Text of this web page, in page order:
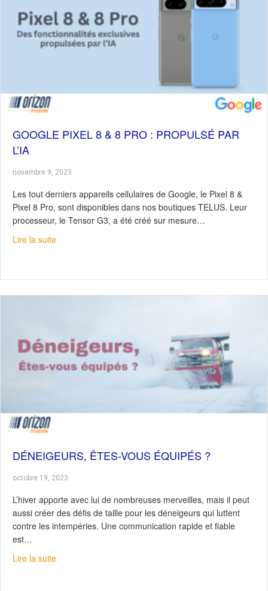
GOOGLE PIXEL 8 & 8 PRO : PROPULSÉ PAR
L’IA
novembre 9, 2023
Les tout derniers appareils cellulaires de Google, le Pixel 8 &
Pixel 8 Pro, sont disponibles dans nos boutiques TELUS. Leur
processeur, le Tensor G3, a été créé sur mesure…
Lire la suiteabout Google Pixel 8 & 8 Pro : Propulsé par l’IA
DÉNEIGEURS, ÊTES-VOUS ÉQUIPÉS ?
octobre 19, 2023
L’hiver apporte avec lui de nombreuses merveilles, mais il peut
aussi créer des défis de taille pour les déneigeurs qui luttent
contre les intempéries. Une communication rapide et fiable
est…
Lire la suiteabout Déneigeurs, êtes-vous équipés ?